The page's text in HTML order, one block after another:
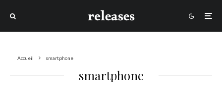
Accueil smartphone
smartphone